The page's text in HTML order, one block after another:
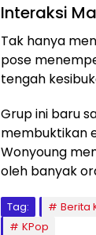
Interaksi
Tak hanya
pose
tengah
Grup ini baru
membuktikan
Wonyoung
oleh banyak
Tag: Berita
KPop